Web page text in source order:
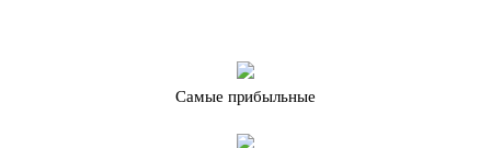
Самые прибыльные